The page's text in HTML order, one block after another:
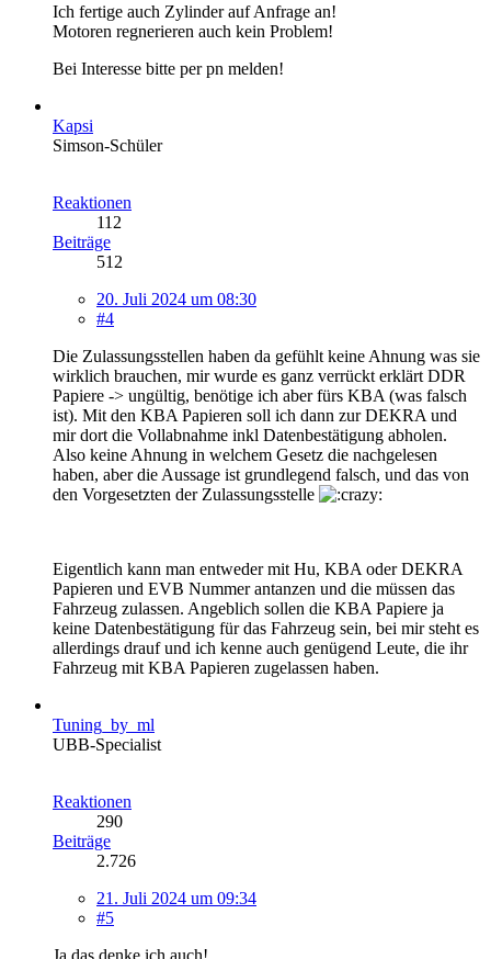
Ich fertige auch Zylinder auf Anfrage an!
Motoren regnerieren auch kein Problem!
Bei Interesse bitte per pn melden!
Kapsi
Simson-Schüler
Reaktionen
112
Beiträge
512
20. Juli 2024 um 08:30
#4
Die Zulassungsstellen haben da gefühlt keine Ahnung was sie
wirklich brauchen, mir wurde es ganz verrückt erklärt DDR
Papiere -> ungültig, benötige ich aber fürs KBA (was falsch
ist). Mit den KBA Papieren soll ich dann zur DEKRA und
mir dort die Vollabnahme inkl Datenbestätigung abholen.
Also keine Ahnung in welchem Gesetz die nachgelesen
haben, aber die Aussage ist grundlegend falsch, und das von
den Vorgesetzten der Zulassungsstelle
Eigentlich kann man entweder mit Hu, KBA oder DEKRA
Papieren und EVB Nummer antanzen und die müssen das
Fahrzeug zulassen. Angeblich sollen die KBA Papiere ja
keine Datenbestätigung für das Fahrzeug sein, bei mir steht es
allerdings drauf und ich kenne auch genügend Leute, die ihr
Fahrzeug mit KBA Papieren zugelassen haben.
Tuning_by_ml
UBB-Specialist
Reaktionen
290
Beiträge
2.726
21. Juli 2024 um 09:34
#5
Ja das denke ich auch!